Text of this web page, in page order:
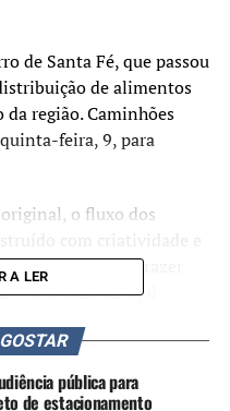
de Santa Fé, que passou
de alimentos
região. Caminhões
feira, 9, para
o fluxo dos
dou é a pessoa trazer
a mercadoria aqui
e banquinhos e o
A LER
pública para
de estacionamento